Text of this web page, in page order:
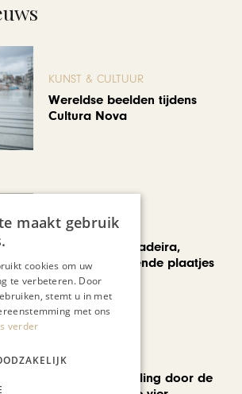
KUNST & CULTUUR
Wereldse beelden tijdens
Cultura Nova
REIZEN
Een week op Madeira,
voorbij de bekende plaatjes
MODE & BEAUTY
Een geurwandeling door de
maakt gebruik
cookies om uw
te verbeteren. Door
stemt u in met
met ons
verder